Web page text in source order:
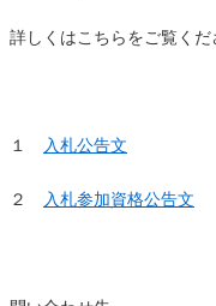
詳しくはこちらをご覧くだ
１ 入札公告文
２ 入札参加資格公告文